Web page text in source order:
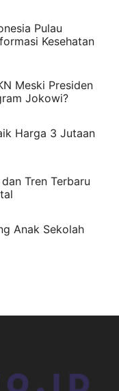
Pulau
Kesehatan
Meski Presiden
Jokowi?
Harga 3 Jutaan
Tren Terbaru
Anak Sekolah